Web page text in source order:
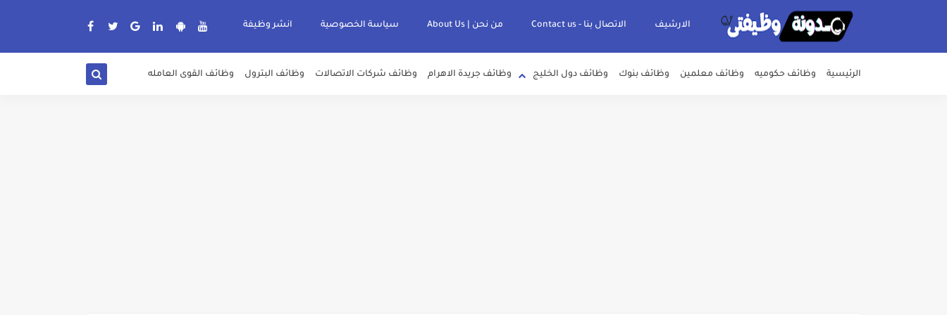
الارشيف الاتصال بنا - Contact us من نحن | About Us سياسة الخصوصية انشر وظيفة
الرئيسية وظائف حكوميه وظائف معلمين وظائف بنوك وظائف دول الخليج وظائف جريدة الاهرام وظائف شركات الاتصالات وظائف البترول وظائف القوى العامله